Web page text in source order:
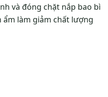
và đóng chặt nắp bao bì
làm giảm chất lượng